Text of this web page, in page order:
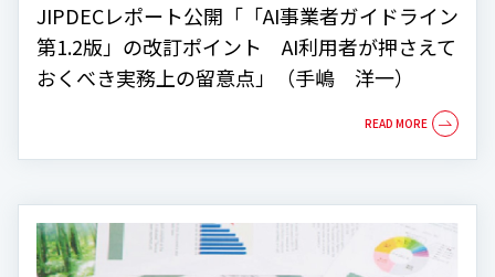
JIPDECレポート公開「「AI事業者ガイドライン
第1.2版」の改訂ポイント AI利用者が押さえて
おくべき実務上の留意点」（手嶋 洋一）